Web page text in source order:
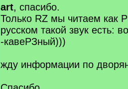
art, спасибо.
Только RZ мы читаем как
русском такой звук есть:
-кавеРЗный)))
жду информации по